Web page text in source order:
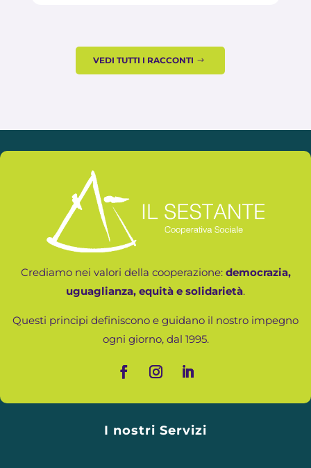
VEDI TUTTI I RACCONTI
Crediamo nei valori della cooperazione: democrazia,
uguaglianza, equità e solidarietà.
Questi principi definiscono e guidano il nostro impegno
ogni giorno, dal 1995.
I nostri Servizi